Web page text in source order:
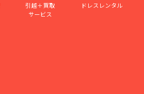
引越＋買取
サービス
ドレスレンタル